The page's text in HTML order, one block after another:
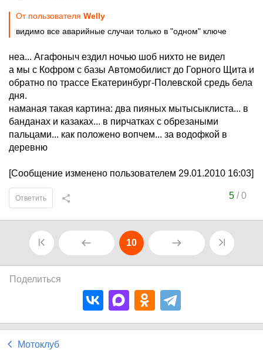
От пользователя Welly
видимо все аварийные случаи только в "одном" ключе
неа... Агафоныч ездил ночью шоб нихто не видел
а мы с Кофром с базы Автомобилист до Горного Щита и
обратно по трассе Екатеринбург-Полевской средь бела
дня.
наманая такая картина: два пияных мытысыклиста... в
банданах и казаках... в пирчатках с обрезаными
пальцами... как положено вопчем... за водофкой в
деревню
[Сообщение изменено пользователем 29.01.2010 16:03]
5/0
Ответить
10
Поделиться
Мотоклуб